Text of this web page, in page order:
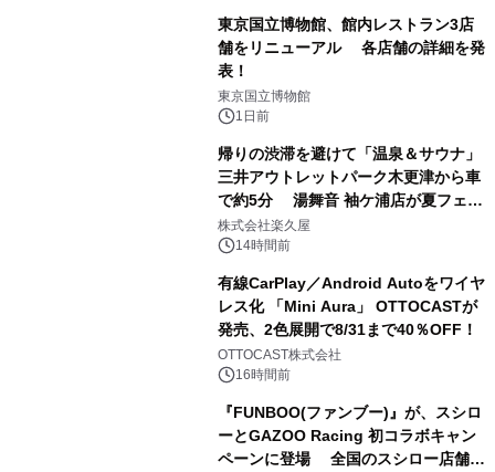
東京国立博物館、館内レストラン3店
舗をリニューアル 各店舗の詳細を発
表！
東京国立博物館
1日前
帰りの渋滞を避けて「温泉＆サウナ」
三井アウトレットパーク木更津から車
で約5分 湯舞音 袖ケ浦店が夏フェア
メニューを提供
株式会社楽久屋
14時間前
有線CarPlay／Android Autoをワイヤ
レス化 「Mini Aura」 OTTOCASTが
発売、2色展開で8/31まで40％OFF！
OTTOCAST株式会社
16時間前
『FUNBOO(ファンブー)』が、スシロ
ーとGAZOO Racing 初コラボキャン
ペーンに登場 全国のスシロー店舗で